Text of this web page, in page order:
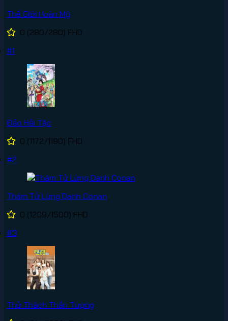
Thế Giới Hoàn Mỹ
0 (280/280) FHD
#1
Đảo Hải Tặc
0 (1172/1190) FHD
#2
Thám Tử Lừng Danh Conan
0 (1209/1500) FHD
#3
Thử Thách Thần Tượng